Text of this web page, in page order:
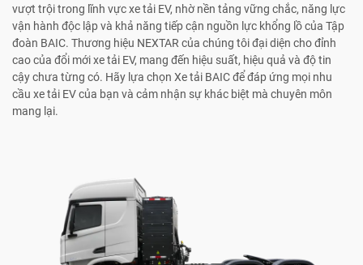
vượt trội trong lĩnh vực xe tải EV, nhờ nền tảng vững chắc, năng lực
vận hành độc lập và khả năng tiếp cận nguồn lực khổng lồ của Tập
đoàn BAIC. Thương hiệu NEXTAR của chúng tôi đại diện cho đỉnh
cao của đổi mới xe tải EV, mang đến hiệu suất, hiệu quả và độ tin
cậy chưa từng có. Hãy lựa chọn Xe tải BAIC để đáp ứng mọi nhu
cầu xe tải EV của bạn và cảm nhận sự khác biệt mà chuyên môn
mang lại.